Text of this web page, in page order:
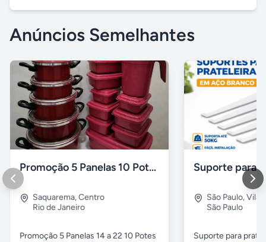
Anúncios Semelhantes
Promoção 5 Panelas 10 Potes Multiuso
Saquarema,Centro
Rio de Janeiro
Promoção 5 Panelas 14 a 22 10 Potes
São Paulo,Vila
São Paulo
Suporte para